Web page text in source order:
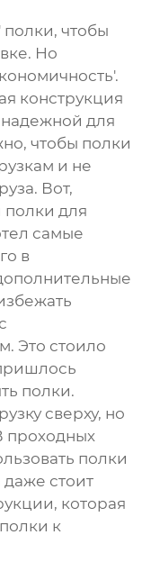
полки, чтобы
Но
конструкция
надежной для
чтобы полки
и не
Вот,
для
самые
в
Это стоило
полки.
сверху, но
проходных
полки
стоит
которая
к